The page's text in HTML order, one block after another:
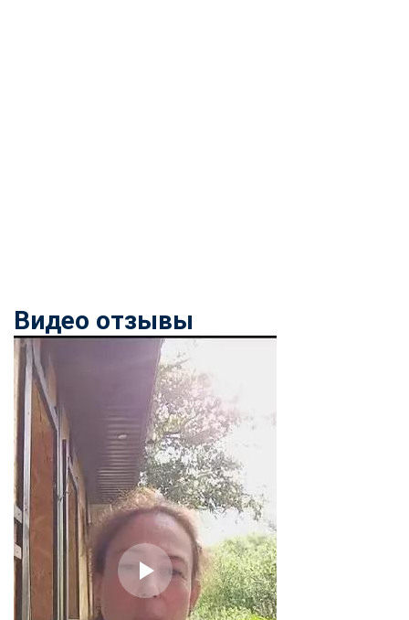
Видео отзывы
ChatApp
online
Мессенджеры